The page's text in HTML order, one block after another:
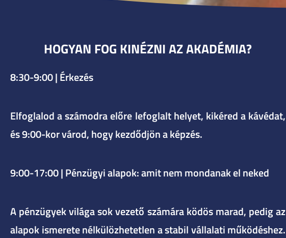
HOGYAN FOG KINÉZNI AZ AKADÉMIA?
8:30-9:00 | Érkezés
Elfoglalod a számodra előre lefoglalt helyet, kikéred a kávédat,
és 9:00-kor várod, hogy kezdődjön a képzés.
9:00-17:00 | Pénzügyi alapok: amit nem mondanak el neked
A pénzügyek világa sok vezető számára ködös marad, pedig az
alapok ismerete nélkülözhetetlen a stabil vállalati működéshez.